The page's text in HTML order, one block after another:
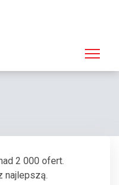
SKOK Chmielewskiego - Historia
2 000 ofert.
najlepszą.